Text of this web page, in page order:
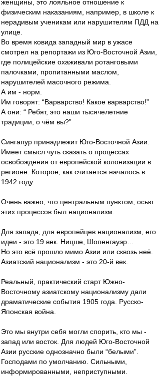
женщины, это лояльное отношение к
физическим наказаниям, например, в школе к
нерадивым ученикам или нарушителям ПДД на
улице.
Во время ковида западный мир в ужасе
смотрел на репортажи из Юго-Восточной Азии,
где полицейские охаживали ротанговыми
палочками, пропитанными маслом,
нарушителей масочного режима.
А им - норм.
Им говорят: “Варварство! Какое варварство!”
А они: “ Ребят, это наши тысячелетние
традиции, о чём вы?”
Сингапур принадлежит Юго-Восточной Азии.
Имеет смысл чуть сказать о процессах
освобождения от европейской колонизации в
регионе. Которое, как считается началось в
1942 году.
Очень важно, что центральным пунктом, осью
этих процессов был национализм.
Для запада, для европейцев национализм, его
идеи - это 19 век. Ницше, Шопенгауэр…
Но это всё прошло мимо Азии или сквозь неё.
Азиатский национализм - это 20-й век.
Реальный, практический старт Южно-
Восточному азиатскому национализму дали
драматические события 1905 года. Русско-
Японская война.
Это мы внутри себя могли спорить, кто мы -
запад или восток. Для людей Юго-Восточной
Азии русские однозначно были “белыми”.
Господами по умолчанию. Сильными,
информированными, неприступными.